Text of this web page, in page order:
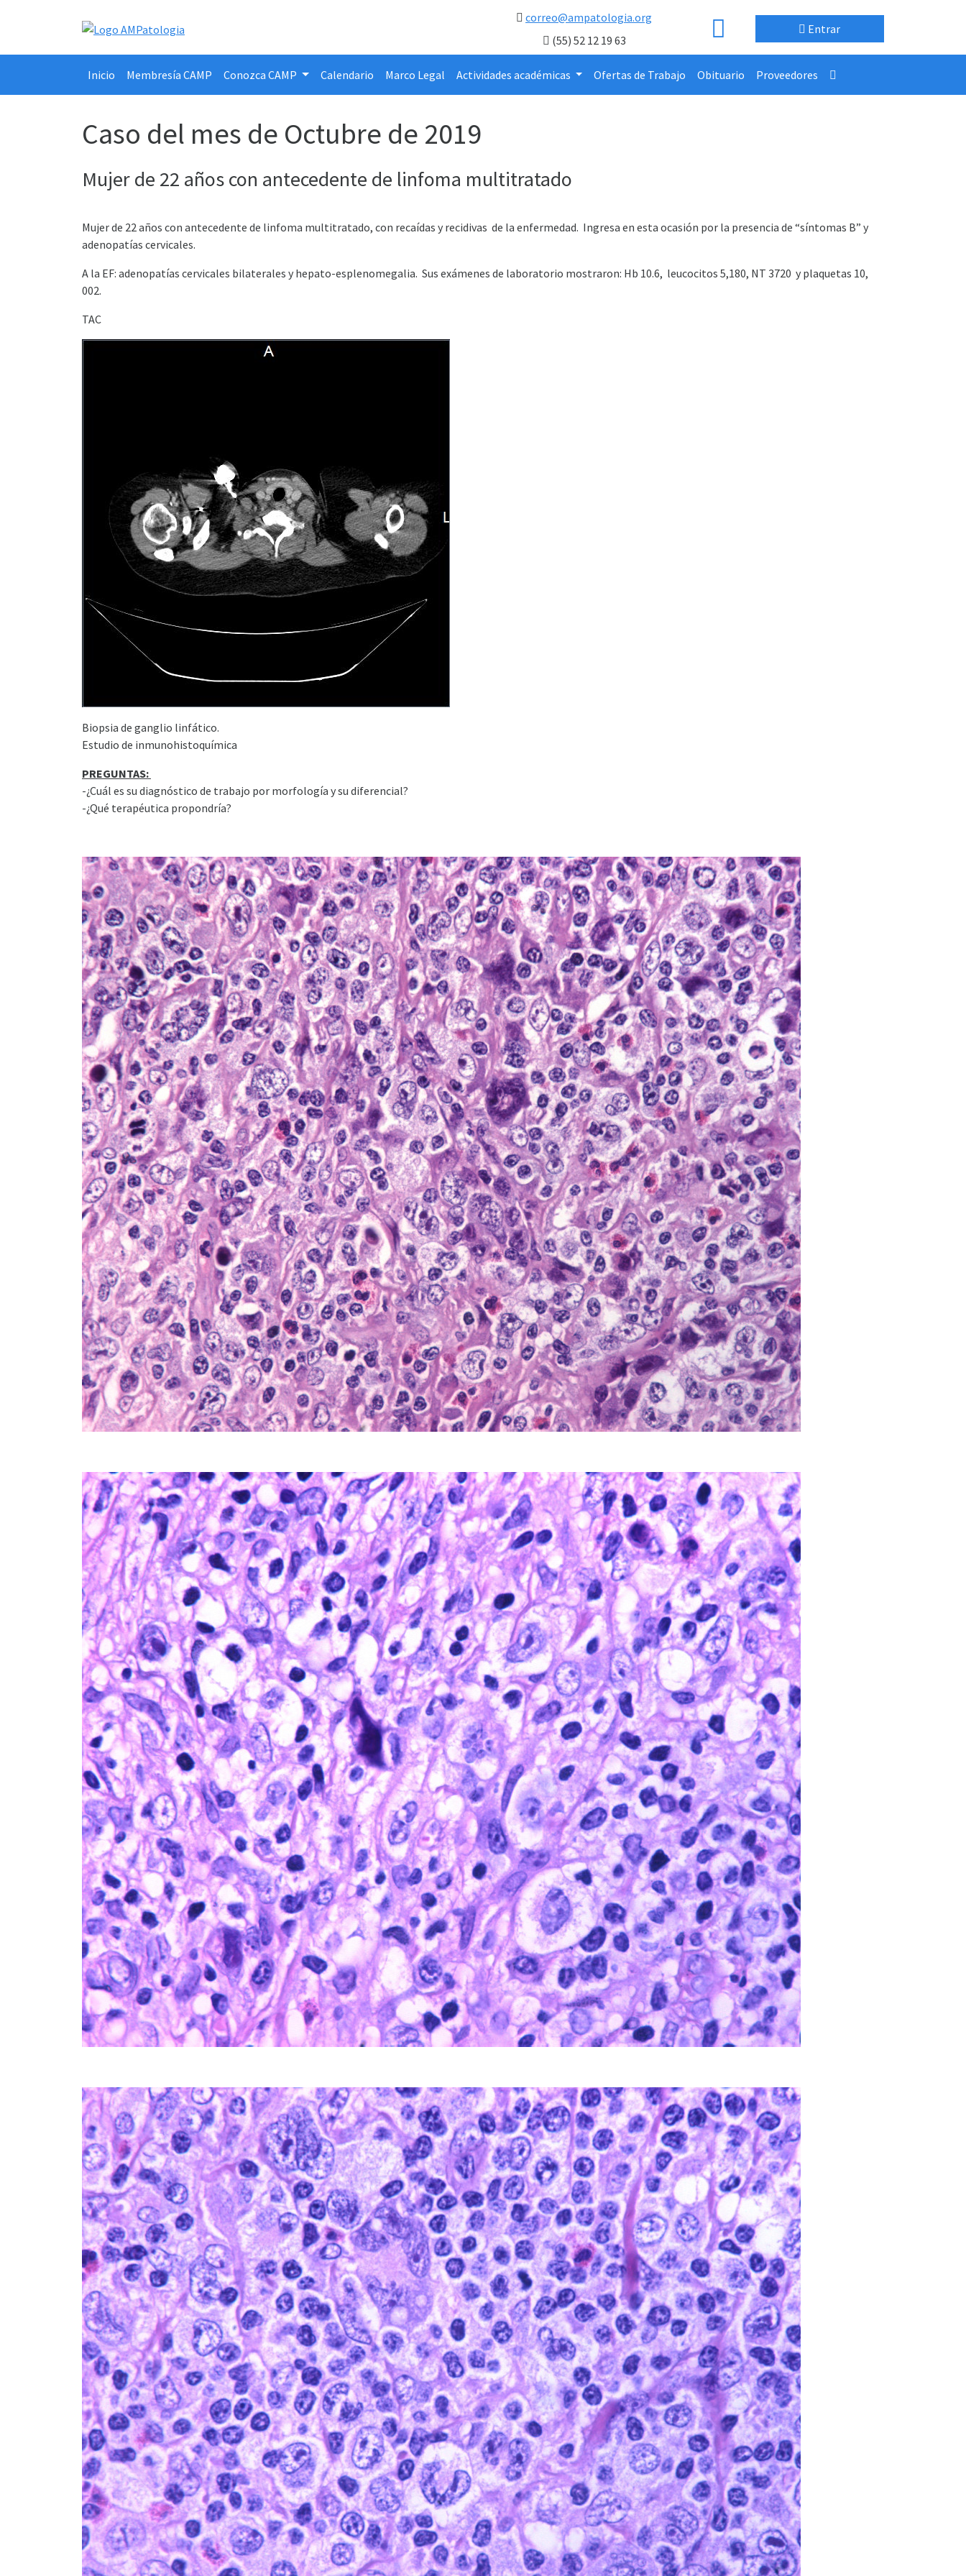
correo@ampatologia.org
(55) 52 12 19 63
Entrar
Inicio Membresía CAMP Conozca CAMP Calendario Marco Legal Actividades académicas Ofertas de Trabajo Obituario Proveedores
Caso del mes de Octubre de 2019
Mujer de 22 años con antecedente de linfoma multitratado
Mujer de 22 años con antecedente de linfoma multitratado, con recaídas y recidivas de la enfermedad. Ingresa en esta ocasión por la presencia de “síntomas B” y
adenopatías cervicales.
A la EF: adenopatías cervicales bilaterales y hepato-esplenomegalia. Sus exámenes de laboratorio mostraron: Hb 10.6, leucocitos 5,180, NT 3720 y plaquetas 10,
002.
TAC
Biopsia de ganglio linfático.
Estudio de inmunohistoquímica
PREGUNTAS:
-¿Cuál es su diagnóstico de trabajo por morfología y su diferencial?
-¿Qué terapéutica propondría?